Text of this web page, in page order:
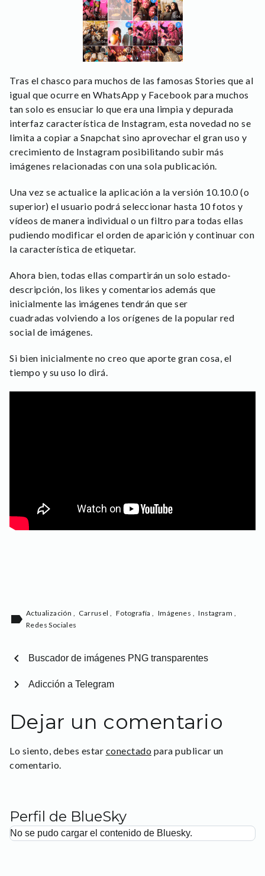
Tras el chasco para muchos de las famosas Stories que al
igual que ocurre en WhatsApp y Facebook para muchos
tan solo es ensuciar lo que era una limpia y depurada
interfaz característica de Instagram, esta novedad no se
limita a copiar a Snapchat sino aprovechar el gran uso y
crecimiento de Instagram posibilitando subir más
imágenes relacionadas con una sola publicación.
Una vez se actualice la aplicación a la versión 10.10.0 (o
superior) el usuario podrá seleccionar hasta 10 fotos y
vídeos de manera individual o un filtro para todas ellas
pudiendo modificar el orden de aparición y continuar con
la característica de etiquetar.
Ahora bien, todas ellas compartirán un solo estado-
descripción, los likes y comentarios además que
inicialmente las imágenes tendrán que ser
cuadradas volviendo a los orígenes de la popular red
social de imágenes.
Si bien inicialmente no creo que aporte gran cosa, el
tiempo y su uso lo dirá.
label Actualización , Carrusel, Fotografía, Imágenes , Instagram ,
Redes Sociales
chevron_left Buscador de imágenes PNG transparentes
Adicción a Telegram
chevron_right
Dejar un comentario
Lo siento, debes estar conectado para publicar un
comentario.
Perfil de BlueSky
No se pudo cargar el contenido de Bluesky.